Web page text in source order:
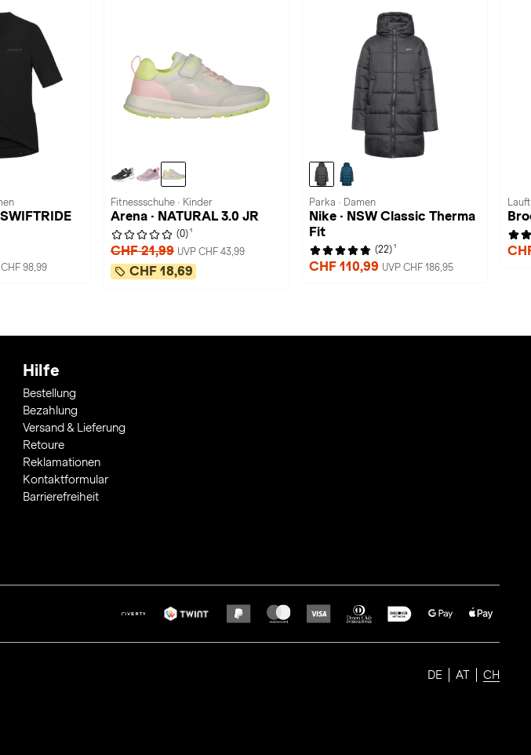
CHF 98,99
Fitnessschuhe · Kinder
Arena · NATURAL 3.0 JR
(0) 1
CHF 21,99 UVP CHF 43,99
CHF 18,69
Parka · Damen
Nike · NSW Classic Therma
Fit
(22) 1
CHF 110,99 UVP CHF 186,95
Hilfe
Bestellung
Bezahlung
Versand & Lieferung
Retoure
Reklamationen
Kontaktformular
Barrierefreiheit
DE AT CH